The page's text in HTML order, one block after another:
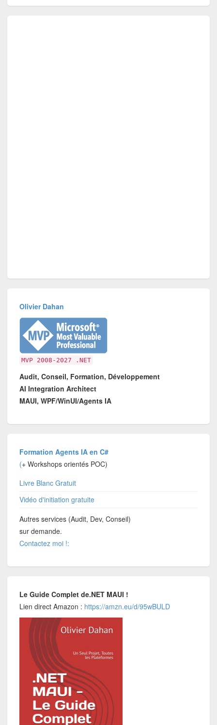
Olivier Dahan
MVP 2008-2027 .NET
Audit, Conseil, Formation, Développement
AI Integration Architect
MAUI, WPF/WinUI/Agents IA
Formation Agents IA en C#
(+ Workshops orientés POC)
Livre Blanc Gratuit
Vidéo d'initiation gratuite
Autres services (Audit, Dev, Conseil)
sur demande.
Contactez moi !:
Le Guide Complet de.NET MAUI !
Lien direct Amazon : https://amzn.eu/d/95wBULD